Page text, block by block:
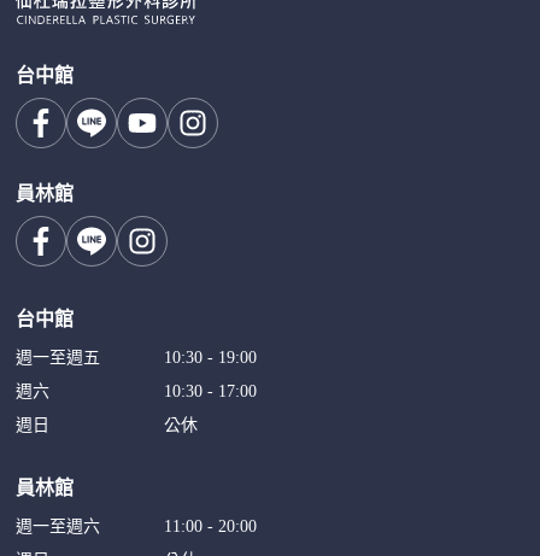
台中館
員林館
台中館
週一至週五
週六
週日
10:30 - 19:00
10:30 - 17:00
公休
員林館
週一至週六
11:00 - 20:00